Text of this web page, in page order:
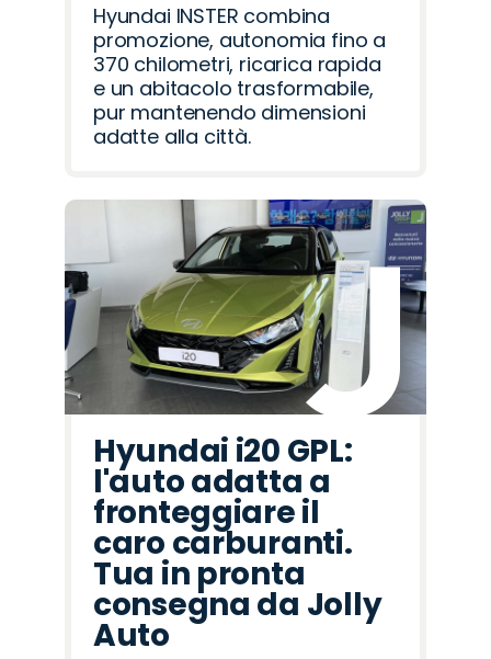
Hyundai INSTER combina
promozione, autonomia fino a
370 chilometri, ricarica rapida
e un abitacolo trasformabile,
pur mantenendo dimensioni
adatte alla città.
Hyundai i20 GPL:
l'auto adatta a
fronteggiare il
caro carburanti.
Tua in pronta
consegna da Jolly
Auto